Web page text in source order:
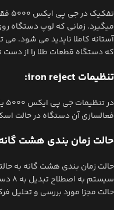
میگیرد. زمانی که لوپ دستگاه
آستانه کاملا ناپدید می شود. می
که دستگاه قطعات طلا را از دست
تنظیمات iron reject:
فعالسازی آن دستگاه در حالت
حالت زمان بندی هشت
حالت زمان بندی هشت گانه به
حالت مجزا مورد بررسی و تحلیل